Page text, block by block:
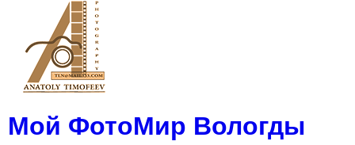
Мой ФотоМир Вологды